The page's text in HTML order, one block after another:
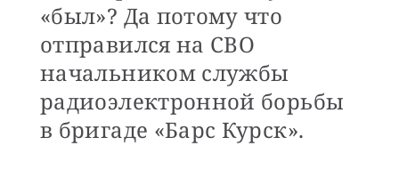
«был»? Да потому что
отправился на СВО
начальником службы
радиоэлектронной борьбы
в бригаде «Барс Курск».